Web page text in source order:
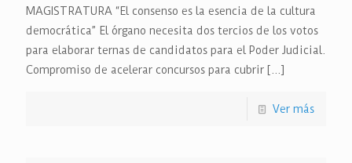
MAGISTRATURA “El consenso es la esencia de la cultura
democrática” El órgano necesita dos tercios de los votos
para elaborar ternas de candidatos para el Poder Judicial.
Compromiso de acelerar concursos para cubrir […]
Ver más